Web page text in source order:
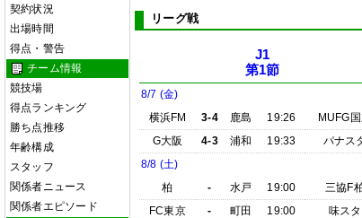
契約状況
出場時間
得点・警告
チーム情報
競技場
得点ランキング
勝ち点推移
年齢構成
スタッフ
関係者ニュース
関係者エピソード
リーグ戦
J1
第1節
8/7 (金)
横浜FM
3-4 鹿島 19:26
MUFG
G大阪
4-3 浦和 19:33
パナス
8/8 (土)
柏
- 水戸 19:00
三協F
FC東京
- 町田 19:00
味スタ